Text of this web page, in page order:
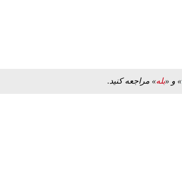
» و «بله» مراجعه کنید.